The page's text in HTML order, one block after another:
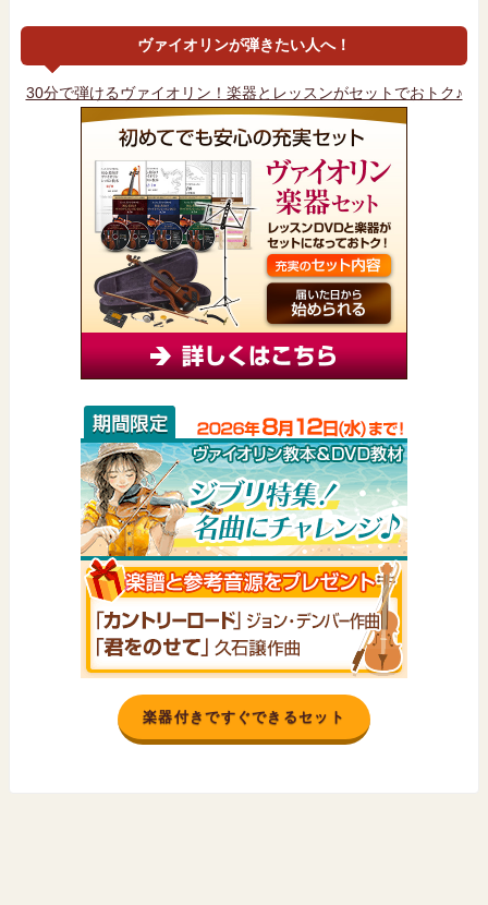
ヴァイオリンが弾きたい人へ！
30分で弾けるヴァイオリン！楽器とレッスンがセットでおトク♪
楽器付きですぐできるセット